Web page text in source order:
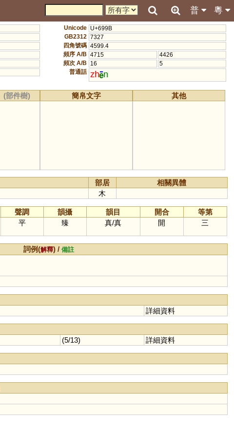
粵
普
Unicode U+699B
GB2312 7327
四角號碼 4599.4
頻序 A/B 4715
4426
頻次 A/B
16
5
普通話 zh n
(部件樹) 簡帛文字 其他
部居
相關異體
木
聲調 韻攝 韻目 開合
等第
平 臻 真/真 開 三
詞例(解釋) /備註
詳細資料
(5/13) 詳細資料